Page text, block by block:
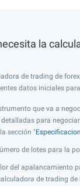
la
de trading de
datos iniciales
que va a
detalladas para
sección "
de lotes para la
del apalancamiento
de trading de